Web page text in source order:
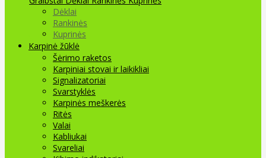
Dėklai
Rankinės
Kuprinės
Karpinė žūklė
Šėrimo raketos
Karpiniai stovai ir laikikliai
Signalizatoriai
Svarstyklės
Karpinės meškerės
Ritės
Valai
Kabliukai
Svareliai